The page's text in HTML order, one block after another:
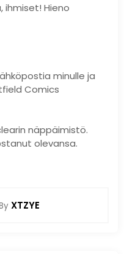
ihmiset! Hieno
minulle ja
Comics
näppäimistö.
olevansa.
XTZYE